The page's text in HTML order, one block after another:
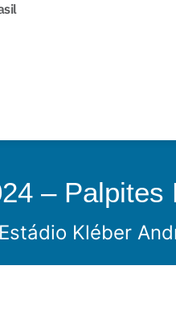
– Palpites
Estádio Kléber